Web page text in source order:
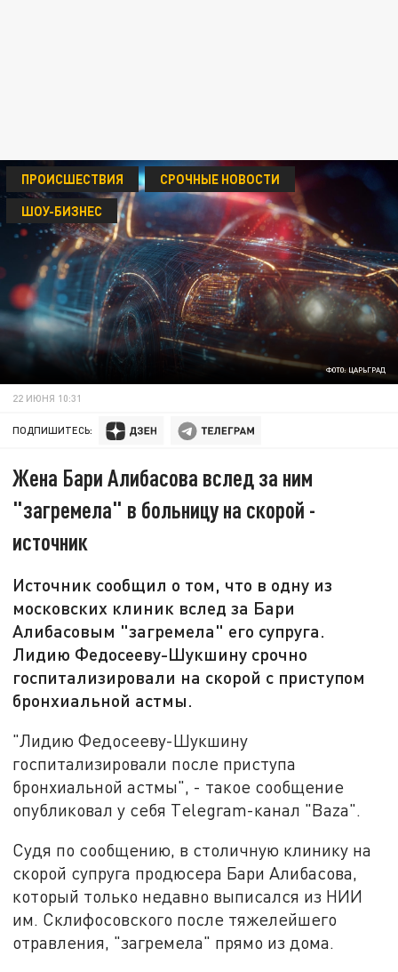
ФОТО: ЦАРЬГРАД
ПРОИСШЕСТВИЯ
СРОЧНЫЕ НОВОСТИ
ШОУ-БИЗНЕС
22 ИЮНЯ 10:31
ПОДПИШИТЕСЬ:
Жена Бари Алибасова вслед за ним
"загремела" в больницу на скорой -
источник
Источник сообщил о том, что в одну из
московских клиник вслед за Бари
Алибасовым "загремела" его супруга.
Лидию Федосееву-Шукшину срочно
госпитализировали на скорой с приступом
бронхиальной астмы.
"Лидию Федосееву-Шукшину
госпитализировали после приступа
бронхиальной астмы", - такое сообщение
опубликовал у себя Тelegram-канал "Baza".
Судя по сообщению, в столичную клинику на
скорой супруга продюсера Бари Алибасова,
который только недавно выписался из НИИ
им. Склифосовского после тяжелейшего
отравления, "загремела" прямо из дома.